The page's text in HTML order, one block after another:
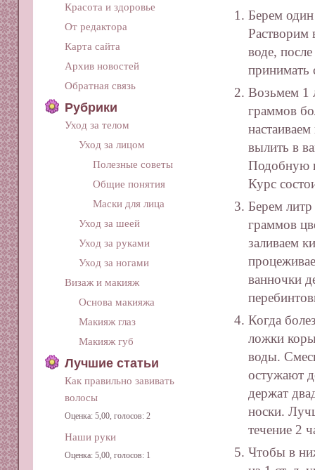
Берем
Растворим
воде,
принимать
Возьмем 1
граммов
вылить в
Подобную
Курс
Берем
граммов
заливаем
ванночки
Когда
ложки
воды.
остужают
держат
носки.
течение 2
Чтобы в
Красота и здоровье
От редактора
Карта сайта
Архив новостей
Обратная связь
Рубрики
Уход за телом
Уход за лицом
Полезные советы
Общие понятия
Маски для лица
Уход за шеей
Уход за руками
Уход за ногами
Визаж и макияж
Основа макияжа
Макияж глаз
Макияж губ
Лучшие статьи
Как правильно завивать
волосы
Оценка: 5,00, голосов: 2
Наши руки
Оценка: 5,00, голосов: 1